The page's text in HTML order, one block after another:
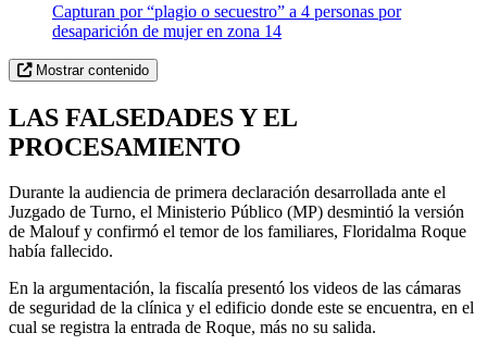
Capturan por “plagio o secuestro” a 4 personas por
desaparición de mujer en zona 14
Mostrar contenido
LAS FALSEDADES Y EL
PROCESAMIENTO
Durante la audiencia de primera declaración desarrollada ante el
Juzgado de Turno, el Ministerio Público (MP) desmintió la versión
de Malouf y confirmó el temor de los familiares, Floridalma Roque
había fallecido.
En la argumentación, la fiscalía presentó los videos de las cámaras
de seguridad de la clínica y el edificio donde este se encuentra, en el
cual se registra la entrada de Roque, más no su salida.